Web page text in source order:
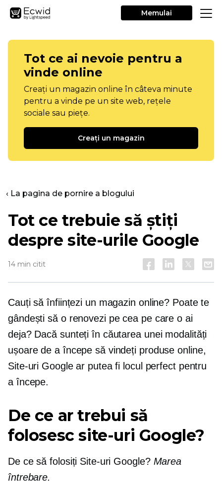
Memulai
Tot ce ai nevoie pentru a
vinde online
Creați un magazin online în câteva minute
pentru a vinde pe un site web, rețele
sociale sau piețe.
Creați un magazin
‹ La pagina de pornire a blogului
Tot ce trebuie să știți
despre site-urile Google
14 min citit
Cauți să înființezi un magazin online? Poate te
gândești să o renovezi pe cea pe care o ai
deja? Dacă sunteți în căutarea unei modalități
ușoare de a începe să vindeți produse online,
Site-uri Google ar putea fi locul perfect pentru
a începe.
De ce ar trebui să
folosesc site-uri Google?
De ce să folosiți Site-uri Google? Marea
întrebare.